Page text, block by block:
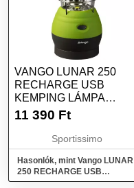
VANGO LUNAR 250
RECHARGE USB
KEMPING LÁMPA
ÚJRATÖLTHETŐ
ZÖLD, MÉRET
11 390 Ft
Sportissimo
Hasonlók, mint Vango LUNAR
250 RECHARGE USB
Kemping lámpa újratölthető